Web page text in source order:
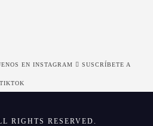
EN INSTAGRAM SUSCRÍBETE A
RIGHTS RESERVED.